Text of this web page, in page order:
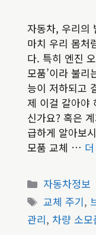
자동차, 우리의
마치 우리 몸처
다. 특히 엔진
모품’이라 불리
능이 저하되고
제 이걸 갈아야
신가요? 혹은
급하게 알아보
모품 교체 …
카
테
고
리
자동차정보
태
그
교체 주기,
관리, 차량 소모